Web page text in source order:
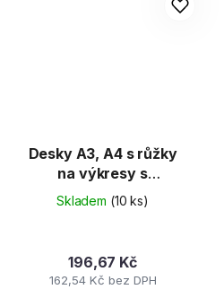
Desky A3, A4 s růžky
na výkresy s
gumičkou
Skladem (10 ks)
162,54 Kč bez DPH
196,67 Kč